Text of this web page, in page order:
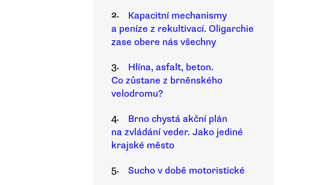
2.
Kapacitní mechanismy
a peníze z rekultivací. Oligarchie
zase obere nás všechny
3.
Hlína, asfalt, beton.
Co zůstane z brněnského
velodromu?
4.
Brno chystá akční plán
na zvládání veder. Jako jediné
krajské město
5.
Sucho v době motoristické